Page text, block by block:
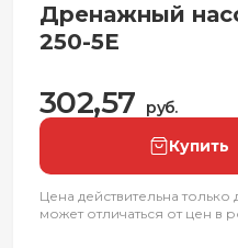
Дренажный
250-5E
302,57 руб.
Купить
Цена действительна
может отличаться от цен в